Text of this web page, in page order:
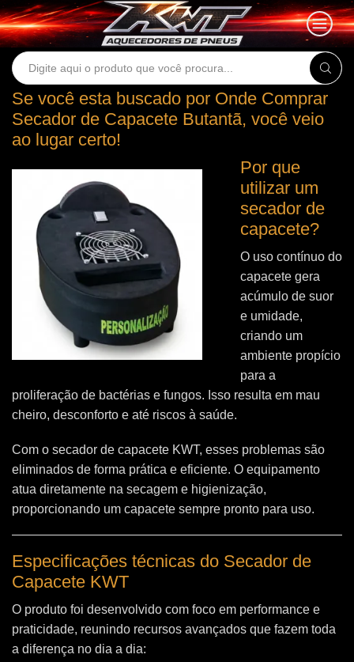
Search
Se você esta buscado por Onde Comprar
Secador de Capacete Butantã, você veio
ao lugar certo!
Por que
utilizar um
secador de
capacete?
O uso contínuo do
capacete gera
acúmulo de suor
e umidade,
criando um
ambiente propício
para a
proliferação de bactérias e fungos. Isso resulta em mau
cheiro, desconforto e até riscos à saúde.
Com o secador de capacete KWT, esses problemas são
eliminados de forma prática e eficiente. O equipamento
atua diretamente na secagem e higienização,
proporcionando um capacete sempre pronto para uso.
Especificações técnicas do Secador de
Capacete KWT
O produto foi desenvolvido com foco em performance e
praticidade, reunindo recursos avançados que fazem toda
a diferença no dia a dia: